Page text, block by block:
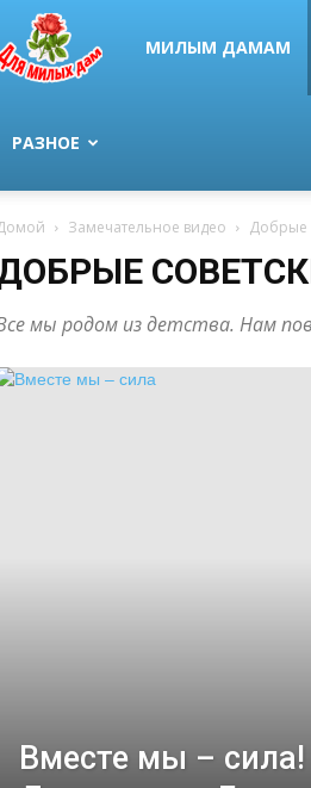
МИЛЫМ ДАМАМ
РАЗНОЕ
Замечательное видео Добрые
мы родом из детства. Нам
Вместе мы –